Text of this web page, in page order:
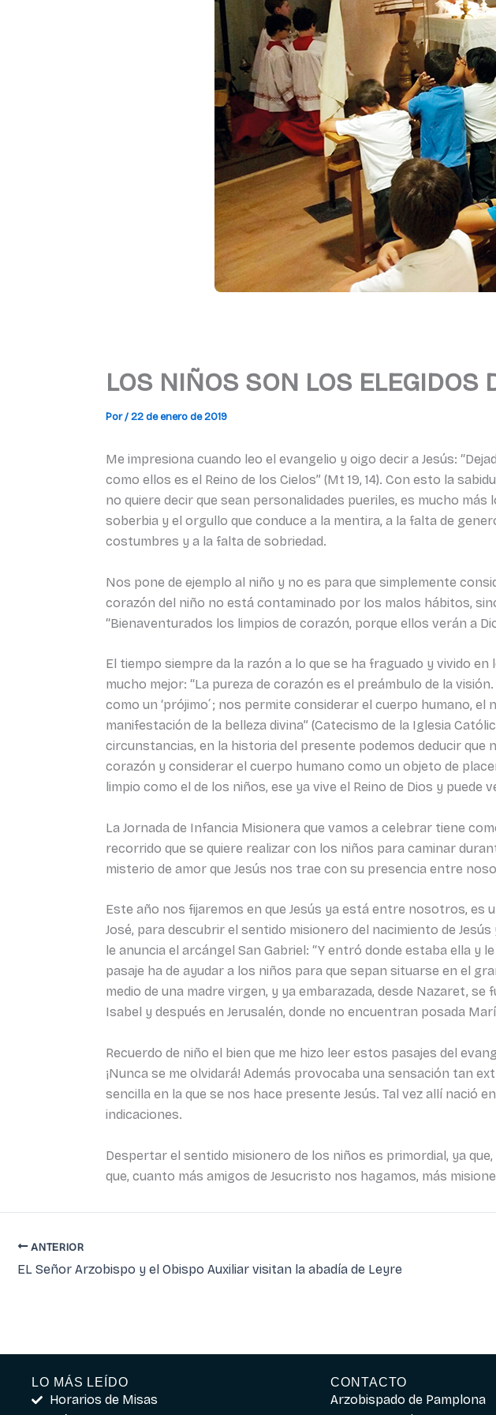
LOS NIÑOS SON LOS ELEGIDOS
Por/22 de enero de 2019
Me impresiona cuando leo el evangelio y oigo decir a Jesús:
como ellos es el Reino de los Cielos” (Mt 19, 14). Con esto la
no quiere decir que sean personalidades pueriles, es mucho
soberbia y el orgullo que conduce a la mentira, a la falta de
costumbres y a la falta de sobriedad.
Nos pone de ejemplo al niño y no es para que simplemente
corazón del niño no está contaminado por los malos hábitos,
“Bienaventurados los limpios de corazón, porque ellos verán a
El tiempo siempre da la razón a lo que se ha fraguado y vivido
mucho mejor: “La pureza de corazón es el preámbulo de la
como un ‘prójimo´; nos permite considerar el cuerpo humano,
manifestación de la belleza divina” (Catecismo de la Iglesia
circunstancias, en la historia del presente podemos deducir que
corazón y considerar el cuerpo humano como un objeto de
limpio como el de los niños, ese ya vive el Reino de Dios y puede
La Jornada de Infancia Misionera que vamos a celebrar tiene
recorrido que se quiere realizar con los niños para caminar
misterio de amor que Jesús nos trae con su presencia entre
Este año nos fijaremos en que Jesús ya está entre nosotros, es
José, para descubrir el sentido misionero del nacimiento de
le anuncia el arcángel San Gabriel: “Y entró donde estaba ella y
pasaje ha de ayudar a los niños para que sepan situarse en el
medio de una madre virgen, y ya embarazada, desde Nazaret,
Isabel y después en Jerusalén, donde no encuentran posada
Recuerdo de niño el bien que me hizo leer estos pasajes del
¡Nunca se me olvidará! Además provocaba una sensación tan
sencilla en la que se nos hace presente Jesús. Tal vez allí nació
indicaciones.
Despertar el sentido misionero de los niños es primordial, ya
que, cuanto más amigos de Jesucristo nos hagamos, más
ANTERIOR
EL Señor Arzobispo y el Obispo Auxiliar visitan la abadía de Leyre
LO MÁS LEÍDO
Horarios de Misas
CONTACTO
Arzobispado de Pamplona